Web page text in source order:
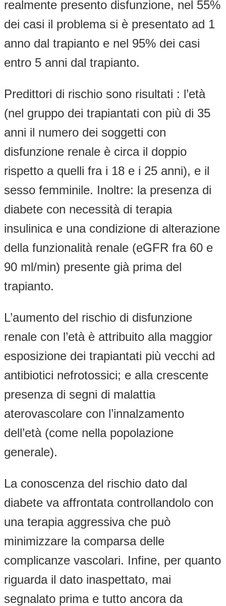
realmente presento disfunzione, nel 55%
dei casi il problema si è presentato ad 1
anno dal trapianto e nel 95% dei casi
entro 5 anni dal trapianto.
Predittori di rischio sono risultati : l’età
(nel gruppo dei trapiantati con più di 35
anni il numero dei soggetti con
disfunzione renale è circa il doppio
rispetto a quelli fra i 18 e i 25 anni), e il
sesso femminile. Inoltre: la presenza di
diabete con necessità di terapia
insulinica e una condizione di alterazione
della funzionalità renale (eGFR fra 60 e
90 ml/min) presente già prima del
trapianto.
L’aumento del rischio di disfunzione
renale con l’età è attribuito alla maggior
esposizione dei trapiantati più vecchi ad
antibiotici nefrotossici; e alla crescente
presenza di segni di malattia
aterovascolare con l’innalzamento
dell’età (come nella popolazione
generale).
La conoscenza del rischio dato dal
diabete va affrontata controllandolo con
una terapia aggressiva che può
minimizzare la comparsa delle
complicanze vascolari. Infine, per quanto
riguarda il dato inaspettato, mai
segnalato prima e tutto ancora da